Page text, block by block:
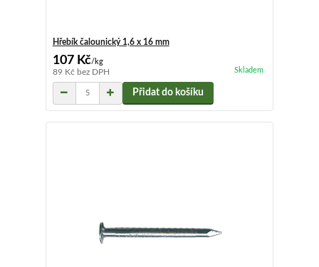
Hřebík čalounický 1,6 x 16 mm
107 Kč/kg
89 Kč bez DPH Skladem
Přidat do košíku